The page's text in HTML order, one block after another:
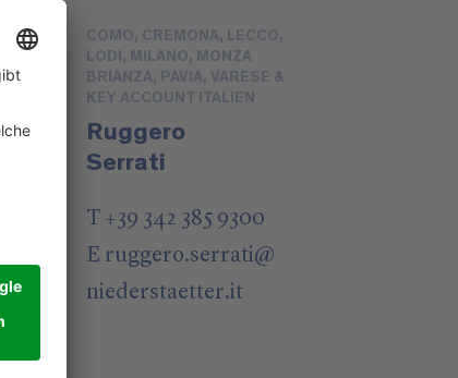
COMO, CREMONA, LECCO,
LODI, MILANO, MONZA
BRIANZA, PAVIA, VARESE &
KEY ACCOUNT ITALIEN
Ruggero
Serrati
T +39 342 385 9300
E ruggero.serrati@
niederstaetter.it